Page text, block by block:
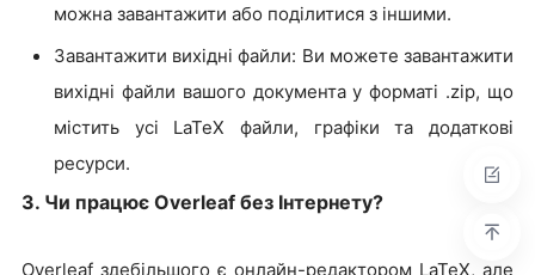
можна завантажити або поділитися з іншими.
Завантажити вихідні файли: Ви можете завантажити
вихідні файли вашого документа у форматі .zip, що
містить усі LaTeX файли, графіки та додаткові
ресурси.
3. Чи працює Overleaf без Інтернету?
Overleaf здебільшого є онлайн-редактором LaTeX, але